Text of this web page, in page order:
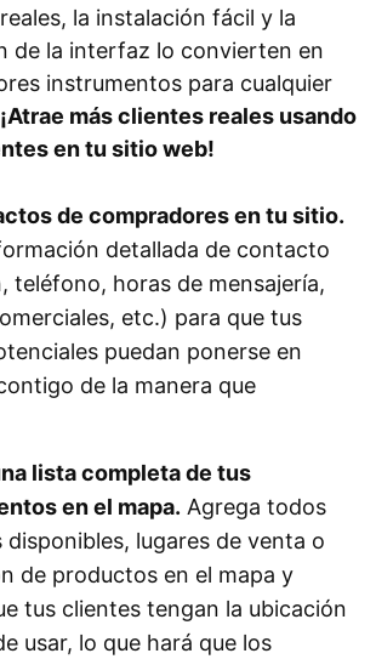
la instalación fácil y la
de la interfaz lo convierten en
instrumentos para cualquier
¡Atrae más clientes reales usando
en tu sitio web!
de compradores en tu sitio.
detallada de contacto
teléfono, horas de mensajería,
etc.) para que tus
puedan ponerse en
de la manera que
lista completa de tus
en el mapa. Agrega todos
disponibles, lugares de venta o
de productos en el mapa y
tus clientes tengan la ubicación
usar, lo que hará que los